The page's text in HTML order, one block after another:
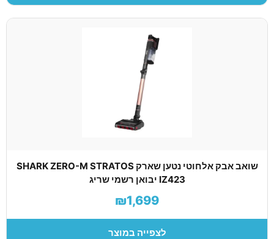
שואב אבק אלחוטי נטען שארק SHARK ZERO-M STRATOS
IZ423 יבואן רשמי שריג
₪1,699
לצפייה במוצר